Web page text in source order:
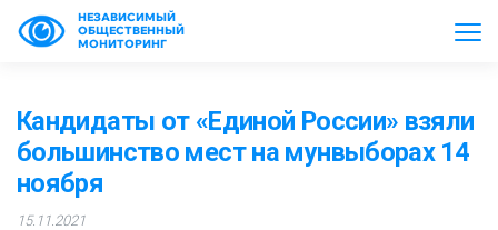
НЕЗАВИСИМЫЙ
ОБЩЕСТВЕННЫЙ
МОНИТОРИНГ
Кандидаты от «Единой России» взяли
большинство мест на мунвыборах 14
ноября
15.11.2021